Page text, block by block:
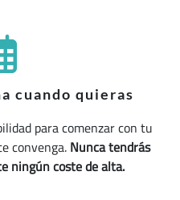
cuando quieras
para comenzar con tu
convenga.Nunca tendrás
ningún coste de alta.